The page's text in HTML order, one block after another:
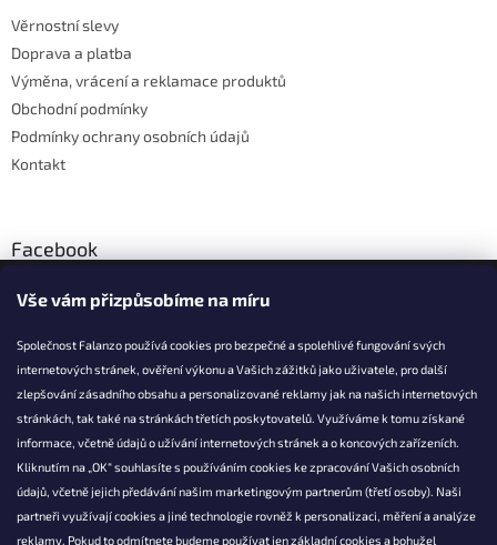
Vše vám přizpůsobíme na míru
Společnost Falanzo používá cookies pro bezpečné a spolehlivé fungování svých
internetových stránek, ověření výkonu a Vašich zážitků jako uživatele, pro další
zlepšování zásadního obsahu a personalizované reklamy jak na našich internetových
stránkách, tak také na stránkách třetích poskytovatelů. Využíváme k tomu získané
informace, včetně údajů o užívání internetových stránek a o koncových zařízeních.
Kliknutím na „OK“ souhlasíte s používáním cookies ke zpracování Vašich osobních
údajů, včetně jejich předávání našim marketingovým partnerům (třetí osoby). Naši
partneři využívají cookies a jiné technologie rovněž k personalizaci, měření a analýze
reklamy. Pokud to odmítnete budeme používat jen základní cookies a bohužel
Věrnostní slevy
Doprava a platba
Výměna, vrácení a reklamace produktů
Obchodní podmínky
Podmínky ochrany osobních údajů
Kontakt
Facebook
KONTAKT
info@falanzo.cz
Falanzo.cz
FalanzoCZ